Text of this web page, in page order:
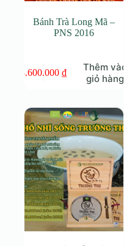
Bánh Trà Long Mã –
PNS 2016
3.600.000 ₫
Thêm vào
giỏ hàng